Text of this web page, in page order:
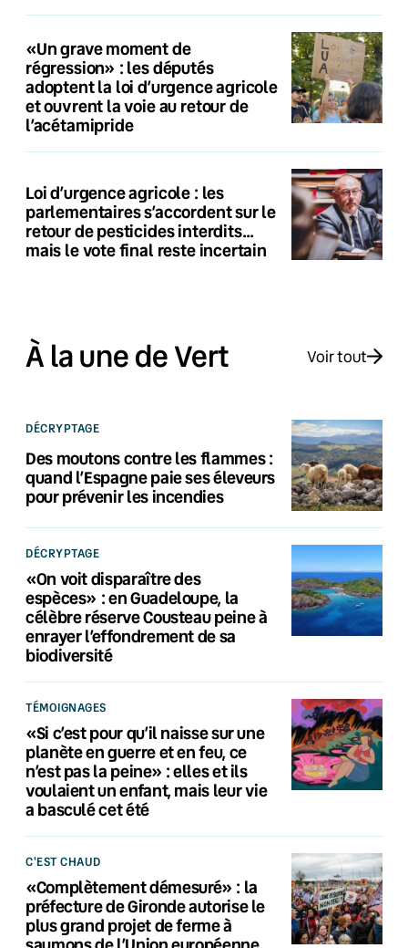
«Un grave moment de
régression» : les députés
adoptent la loi d’urgence agricole
et ouvrent la voie au retour de
l’acétamipride
Loi d’urgence agricole : les
parlementaires s’accordent sur le
retour de pesticides interdits…
mais le vote final reste incertain
À la une de Vert Voir tout
DÉCRYPTAGE
Des moutons contre les flammes :
quand l’Espagne paie ses éleveurs
pour prévenir les incendies
DÉCRYPTAGE
«On voit disparaître des
espèces» : en Guadeloupe, la
célèbre réserve Cousteau peine à
enrayer l’effondrement de sa
biodiversité
TÉMOIGNAGES
«Si c’est pour qu’il naisse sur une
planète en guerre et en feu, ce
n’est pas la peine» : elles et ils
voulaient un enfant, mais leur vie
a basculé cet été
C'EST CHAUD
«Complètement démesuré» : la
préfecture de Gironde autorise le
plus grand projet de ferme à